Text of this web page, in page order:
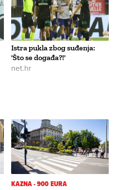
Istra pukla zbog suđenja:
'Što se događa?!'
net.hr
KAZNA - 900 EURA